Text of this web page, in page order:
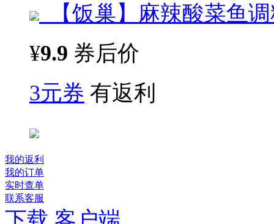
【饭巢】麻辣酸菜鱼
¥9.9 券后价
3元券 有返利
我的返利
我的订单
实时查单
联系客服